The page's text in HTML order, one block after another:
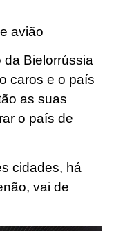
avião
da Bielorrússia
caros e o país
as suas
o país de
cidades, há
vai de